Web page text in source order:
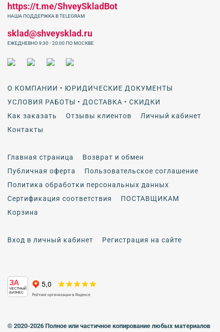
О КОМПАНИИ • ЮРИДИЧЕСКИЕ ДОКУМЕНТЫ
УСЛОВИЯ РАБОТЫ • ДОСТАВКА • СКИДКИ
Как заказать
Отзывы клиентов
Личный кабинет
Контакты
Главная страница
Возврат и обмен
Публичная оферта
Пользовательское соглашение
Политика обработки персональных данных
Сертификация соответствия
ПОСТАВЩИКАМ
Корзина
Вход в личный кабинет Регистрация на сайте
https://t.me/ShveySkladBot
НАША ПОДДЕРЖКА В TELEGRAM
sklad@shveysklad.ru
ЕЖЕДНЕВНО 9:30 - 20:00 ПО МОСКВЕ
ЗА
ЧЕСТНЫЙ
БИЗНЕС
© 2020-2026 Полное или частичное копирование любых материалов